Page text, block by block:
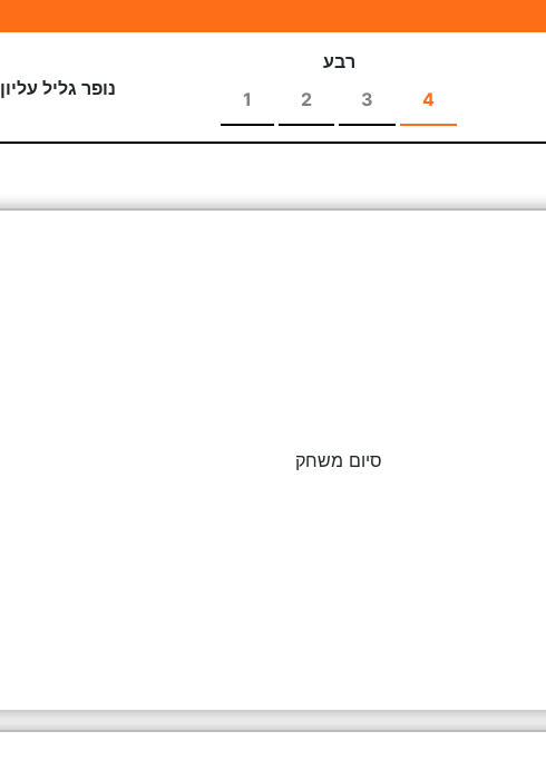
רבע
4
3
2
1 נופר גליל עליון
סיום משחק